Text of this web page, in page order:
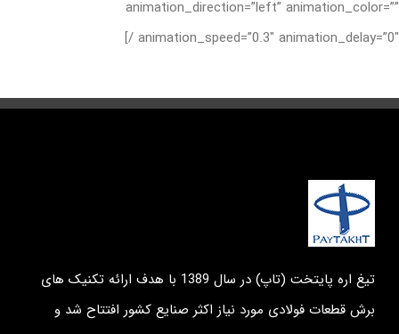
animation_direction=”left” animation_color=””
animation_speed=”0.3″ animation_delay=”0″ /]
تیغ اره پایتخت (تاپ) در سال 1389 با هدف ارائه تکنیک های
برش قطعات فولادی مورد نیاز اکثر صنایع کشور افتتاح شد و